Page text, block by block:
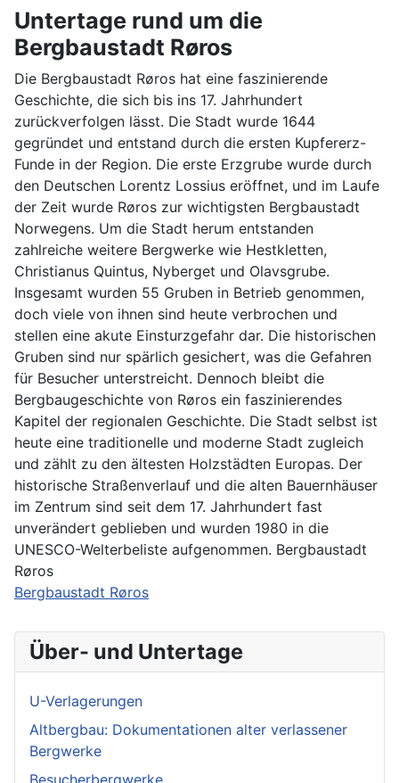
Untertage rund um die
Bergbaustadt Røros
Die Bergbaustadt Røros hat eine faszinierende
Geschichte, die sich bis ins 17. Jahrhundert
zurückverfolgen lässt. Die Stadt wurde 1644
gegründet und entstand durch die ersten Kupfererz-
Funde in der Region. Die erste Erzgrube wurde durch
den Deutschen Lorentz Lossius eröffnet, und im Laufe
der Zeit wurde Røros zur wichtigsten Bergbaustadt
Norwegens. Um die Stadt herum entstanden
zahlreiche weitere Bergwerke wie Hestkletten,
Christianus Quintus, Nyberget und Olavsgrube.
Insgesamt wurden 55 Gruben in Betrieb genommen,
doch viele von ihnen sind heute verbrochen und
stellen eine akute Einsturzgefahr dar. Die historischen
Gruben sind nur spärlich gesichert, was die Gefahren
für Besucher unterstreicht. Dennoch bleibt die
Bergbaugeschichte von Røros ein faszinierendes
Kapitel der regionalen Geschichte. Die Stadt selbst ist
heute eine traditionelle und moderne Stadt zugleich
und zählt zu den ältesten Holzstädten Europas. Der
historische Straßenverlauf und die alten Bauernhäuser
im Zentrum sind seit dem 17. Jahrhundert fast
unverändert geblieben und wurden 1980 in die
UNESCO-Welterbeliste aufgenommen. Bergbaustadt
Røros
Bergbaustadt Røros
Über- und Untertage
U-Verlagerungen
Altbergbau: Dokumentationen alter verlassener
Bergwerke